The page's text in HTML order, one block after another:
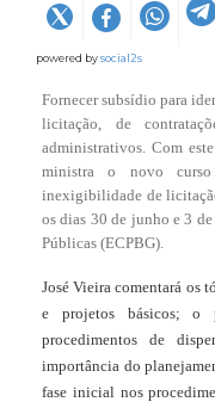
powered bysocial2s
Fornecer subsídio para
licitação, de
administrativos. Com
ministra o novo
inexigibilidade de
os dias 30 de junho e 3
Públicas (ECPBG).
José Vieira comentará os
e projetos básicos; o
procedimentos de
importância do
fase inicial nos